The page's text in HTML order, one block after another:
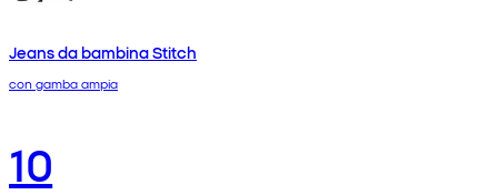
Jeans da bambina Stitch
con gamba ampia
10